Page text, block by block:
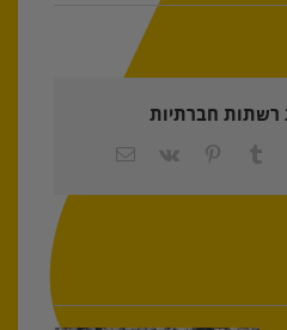
חברתיות
Tumblr
Pinterest
כתובת
אלקטרוני